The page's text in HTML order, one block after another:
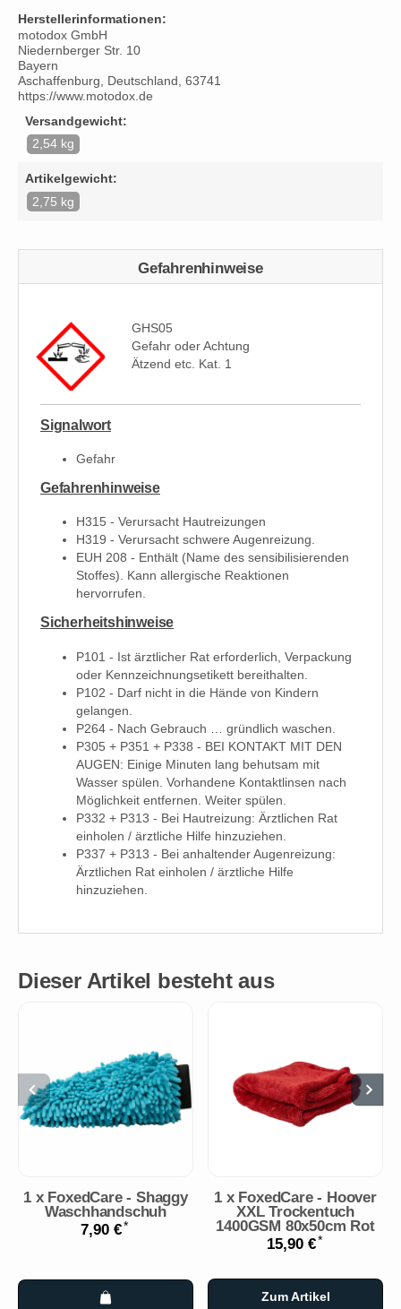
Herstellerinformationen:
motodox GmbH
Niedernberger Str. 10
Bayern
Aschaffenburg, Deutschland, 63741
https://www.motodox.de
Versandgewicht:
2,54 kg
Artikelgewicht:
2,75 kg
Gefahrenhinweise
GHS05
Gefahr oder Achtung
Ätzend etc. Kat. 1
Signalwort
Gefahr
Gefahrenhinweise
H315 - Verursacht Hautreizungen
H319 - Verursacht schwere Augenreizung.
EUH 208 - Enthält (Name des sensibilisierenden
Stoffes). Kann allergische Reaktionen
hervorrufen.
Sicherheitshinweise
P101 - Ist ärztlicher Rat erforderlich, Verpackung
oder Kennzeichnungsetikett bereithalten.
P102 - Darf nicht in die Hände von Kindern
gelangen.
P264 - Nach Gebrauch … gründlich waschen.
P305 + P351 + P338 - BEI KONTAKT MIT DEN
AUGEN: Einige Minuten lang behutsam mit
Wasser spülen. Vorhandene Kontaktlinsen nach
Möglichkeit entfernen. Weiter spülen.
P332 + P313 - Bei Hautreizung: Ärztlichen Rat
einholen / ärztliche Hilfe hinzuziehen.
P337 + P313 - Bei anhaltender Augenreizung:
Ärztlichen Rat einholen / ärztliche Hilfe
hinzuziehen.
Dieser Artikel besteht aus
1 x FoxedCare - Shaggy
Waschhandschuh
7,90 €*
1 x FoxedCare - Hoover
XXL Trockentuch
1400GSM 80x50cm Rot
15,90 €*
Zum Artikel